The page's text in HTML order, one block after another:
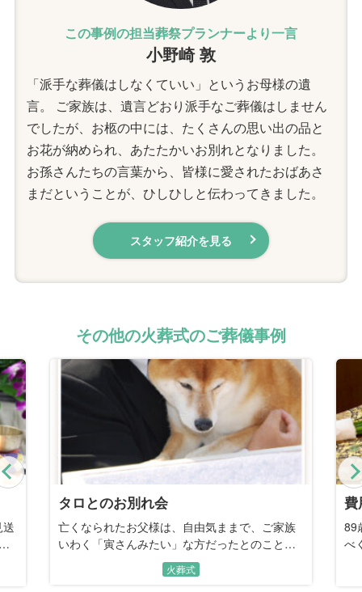
スタッフ紹介を見る
この事例の担当葬祭プランナーより一言
小野崎 敦
「派手な葬儀はしなくていい」というお母様の遺
言。 ご家族は、遺言どおり派手なご葬儀はしません
でしたが、お柩の中には、たくさんの思い出の品と
お花が納められ、あたたかいお別れとなりました。
お孫さんたちの言葉から、皆様に愛されたおばあさ
まだということが、ひしひしと伝わってきました。
その他の火葬式のご葬儀事例
Previous
タロとのお別れ会
亡くなられたお父様は、自由気ままで、ご家族
いわく「寅さんみたい」な方だったとのこと。
愛犬・タロをわが子のようにかわいがり、長い
入院中も「タロは元気か？」とずっと会いたが
火葬式
費
89
べ